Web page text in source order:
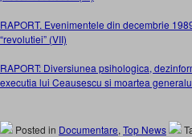
RAPORT. Evenimentele din decembrie
“revolutiei” (VII)
RAPORT: Diversiunea psihologica,
executia lui Ceausescu si moartea
Posted in Documentare, Top News